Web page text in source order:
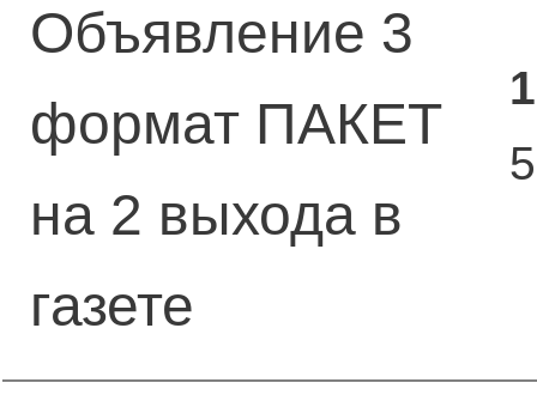
Объявление 3
формат ПАКЕТ
на 2 выхода в
газете